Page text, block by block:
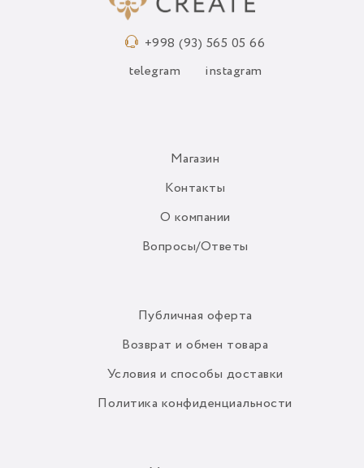
+998 (93) 565 05 66
telegram instagram
Магазин
Контакты
О компании
Вопросы/Ответы
Публичная оферта
Возврат и обмен товара
Условия и способы доставки
Политика конфиденциальности